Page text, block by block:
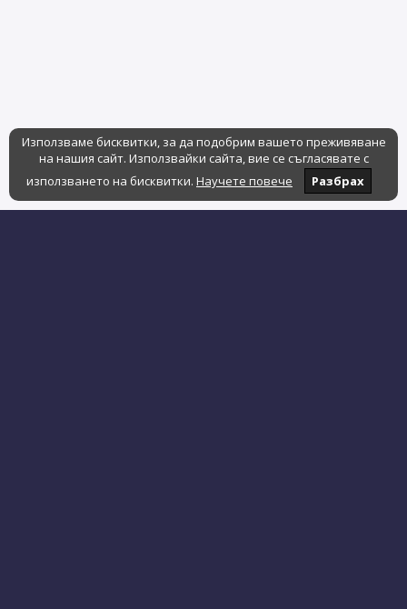
Използваме бисквитки, за да подобрим вашето преживяване
на нашия сайт. Използвайки сайта, вие се съгласявате с
използването на бисквитки. Научете повече Разбрах